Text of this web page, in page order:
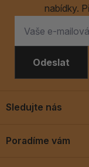
nabídky.
Odeslat
Poradíme vám
Sledujte nás